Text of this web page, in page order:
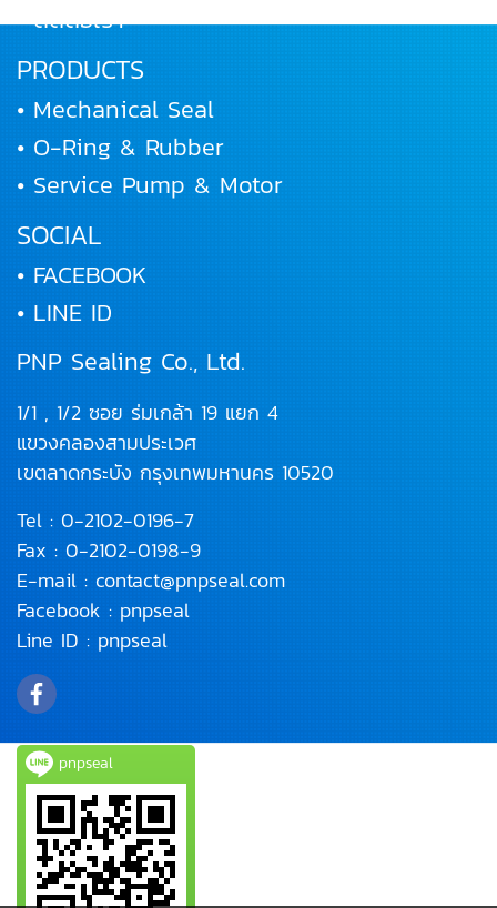
• ติดต่อเรา
PRODUCTS
• Mechanical Seal
• O-Ring & Rubber
• Service Pump & Motor
SOCIAL
• FACEBOOK
• LINE ID
PNP Sealing Co., Ltd.
1/1 , 1/2 ซอย ร่มเกล้า 19 แยก 4
แขวงคลองสามประเวศ
เขตลาดกระบัง กรุงเทพมหานคร 10520
Tel : 0-2102-0196-7
Fax : 0-2102-0198-9
E-mail : contact@pnpseal.com
Facebook : pnpseal
Line ID : pnpseal
pnpseal